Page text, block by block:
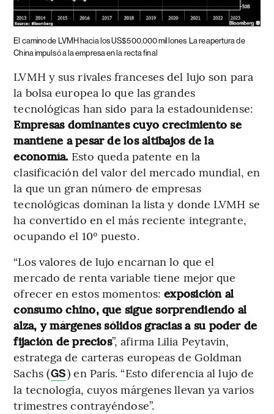
El camino de LVMH hacia los US$500.000 millones La reapertura de
China impulsó a la empresa en la recta final
LVMH y sus rivales franceses del lujo son para
la bolsa europea lo que las grandes
tecnológicas han sido para la estadounidense:
Empresas dominantes cuyo crecimiento se
mantiene a pesar de los altibajos de la
economía. Esto queda patente en la
clasificación del valor del mercado mundial, en
la que un gran número de empresas
tecnológicas dominan la lista y donde LVMH se
ha convertido en el más reciente integrante,
ocupando el 10º puesto.
“Los valores de lujo encarnan lo que el
mercado de renta variable tiene mejor que
ofrecer en estos momentos: exposición al
consumo chino, que sigue sorprendiendo al
alza, y márgenes sólidos gracias a su poder de
fijación de precios”, afirma Lilia Peytavin,
estratega de carteras europeas de Goldman
Sachs (GS) en París. “Esto diferencia al lujo de
la tecnología, cuyos márgenes llevan ya varios
trimestres contrayéndose”.